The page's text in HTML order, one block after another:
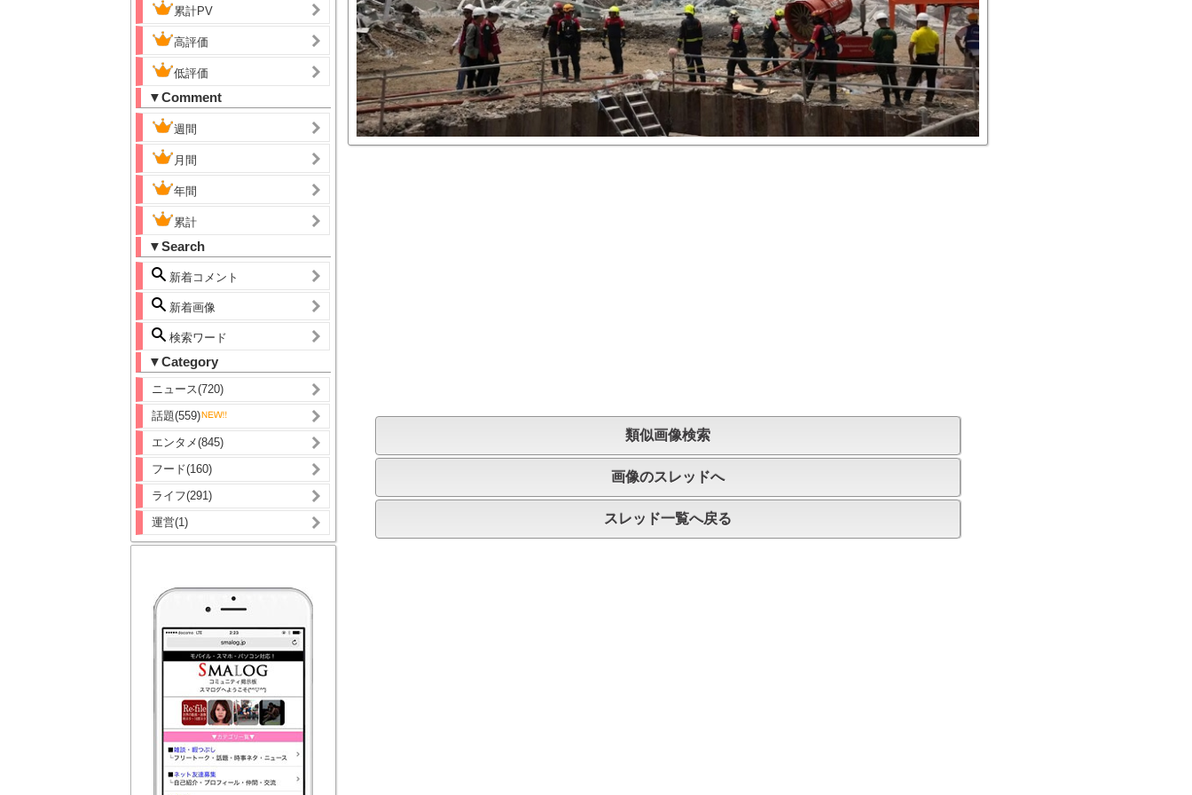
累計PV
高評価
低評価
▼Comment
週間
月間
年間
累計
▼Search
新着コメント
新着画像
検索ワード
▼Category
ニュース(720)
話題(559)
エンタメ(845)
フード(160)
ライフ(291)
運営(1)
類似画像検索
画像のスレッドへ
スレッド一覧へ戻る